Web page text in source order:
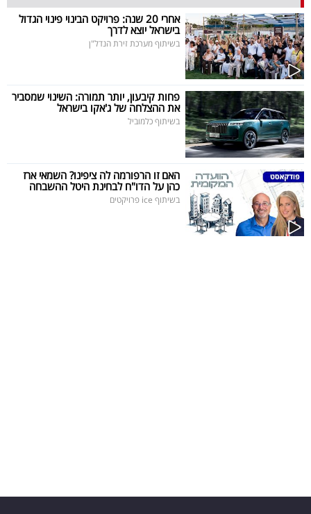
אחרי 20 שנה: פרויקט הבינוי פינוי הגדול
בישראל יוצא לדרך
בשיתוף מערכת זירת הנדל"ן
פחות קיבעון, יותר תמורה: השינוי שמסביר
את ההצלחה של ג'אקו בישראל
בשיתוף כלמוביל
האם זו הרפורמה לה ציפינו? השמאי ארז
כהן על הדו"ח לבחינת היטל ההשבחה
בשיתוף ice פרויקטים